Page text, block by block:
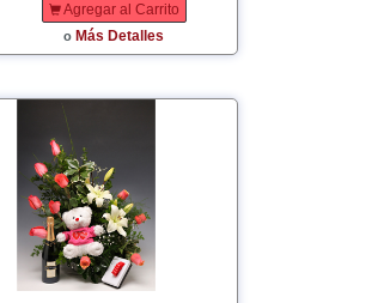
Agregar al Carrito
o Más Detalles